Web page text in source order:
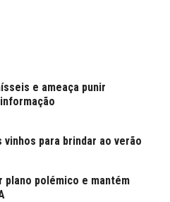
e ameaça punir
para brindar ao verão
plano polémico e mantém